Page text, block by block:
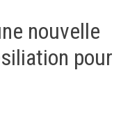
nouvelle
pour